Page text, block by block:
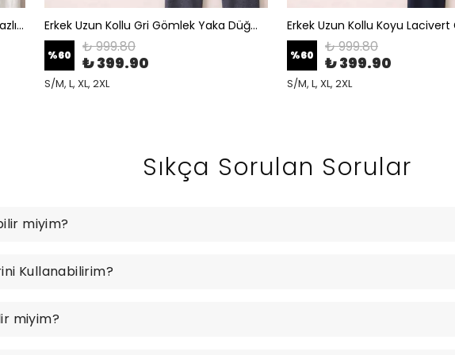
Kadın Beyaz Cepli Pijama Takımı – Yazlık Viskon Dokulu Kısa Kollu Düğmeli Uzun Alt Şık ve Rahat Ev Giyim Erkek Uzun Kollu Gri Gömlek Yaka Düğmeli Pijama Takımı
%60 ₺ 999.80
₺ 399.90
S/M, L, XL, 2XL
%60 ₺ 999.80
₺ 399.90
S/M, L, XL, 2XL
Sıkça Sorulan Sorular
miyim?
Kullanabilirim?
miyim?